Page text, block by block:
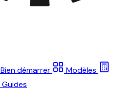
Bien démarrer
Modèles
Guides